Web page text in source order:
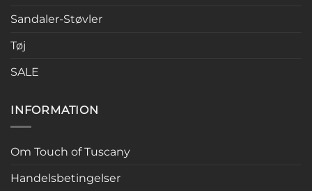
Sandaler-Støvler
Tøj
SALE
INFORMATION
Om Touch of Tuscany
Handelsbetingelser